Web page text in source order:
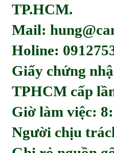
TP.HCM.
Mail:
Holine:
Giấy chứng
TPHCM cấp
Giờ làm việc:
Người chịu